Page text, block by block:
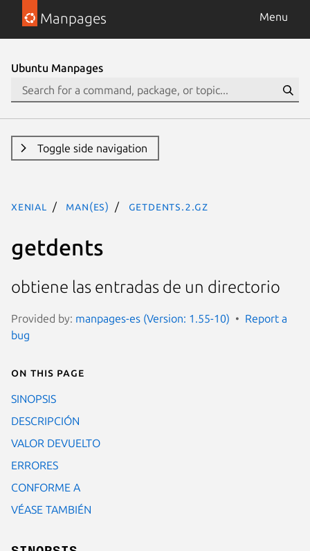
Manpages Menu
Ubuntu Manpages
Toggle side navigation
xenial man(es) getdents.2.gz
getdents
obtiene las entradas de un directorio
Provided by: manpages-es (Version: 1.55-10)
Report a
bug
On this page
SINOPSIS
DESCRIPCIÓN
VALOR DEVUELTO
ERRORES
CONFORME A
VÉASE TAMBIÉN